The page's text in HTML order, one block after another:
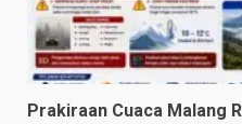
Prakiraan Cuaca Malang